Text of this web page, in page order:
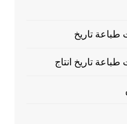
طباعة تاريخ
تاريخ انتاج